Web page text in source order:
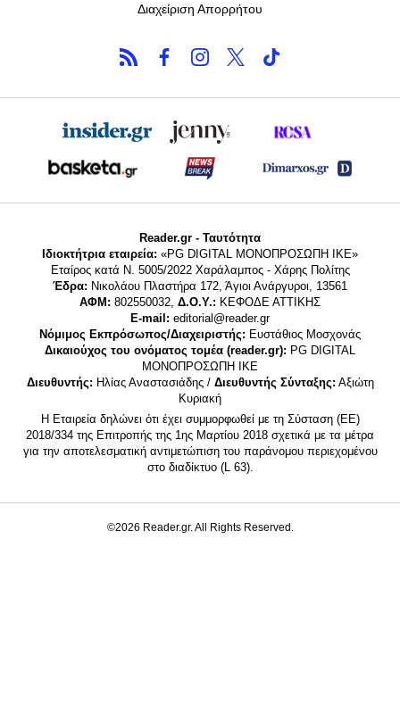
Διαχείριση Απορρήτου
Reader.gr - Ταυτότητα
Ιδιοκτήτρια εταιρεία: «PG DIGITAL MONΟΠΡΟΣΩΠΗ ΙΚΕ»
Εταίρος κατά Ν. 5005/2022 Χαράλαμπος - Χάρης Πολίτης
Έδρα: Νικολάου Πλαστήρα 172, Άγιοι Ανάργυροι, 13561
ΑΦΜ: 802550032, Δ.Ο.Υ.: ΚΕΦΟΔΕ ΑΤΤΙΚΗΣ
E-mail: editorial@reader.gr
Νόμιμος Εκπρόσωπος/Διαχειριστής: Ευστάθιος Μοσχονάς
Δικαιούχος του ονόματος τομέα (reader.gr): PG DIGITAL
MONΟΠΡΟΣΩΠΗ ΙΚΕ
Διευθυντής: Ηλίας Αναστασιάδης / Διευθυντής Σύνταξης: Αξιώτη
Κυριακή
Η Εταιρεία δηλώνει ότι έχει συμμορφωθεί με τη Σύσταση (ΕΕ)
2018/334 της Επιτροπής της 1ης Μαρτίου 2018 σχετικά με τα μέτρα
για την αποτελεσματική αντιμετώπιση του παράνομου περιεχομένου
στο διαδίκτυο (L 63).
©2026 Reader.gr. All Rights Reserved.